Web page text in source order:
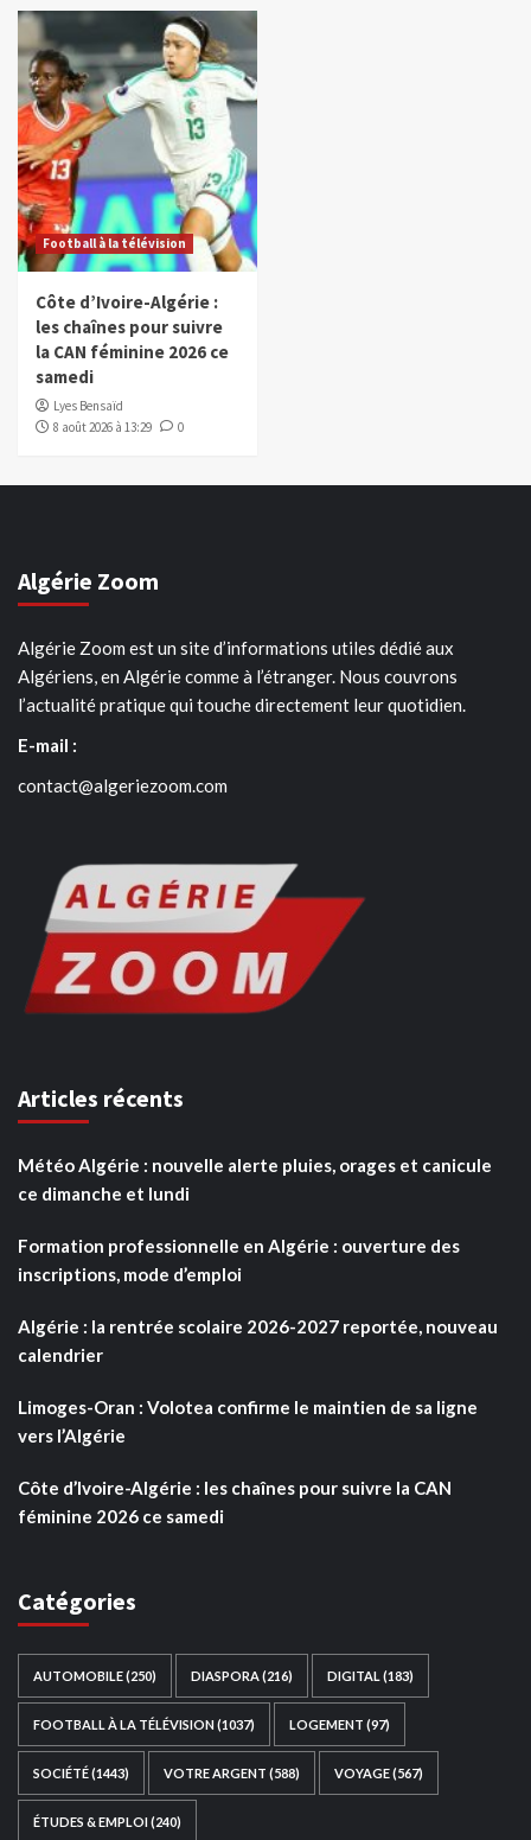
Football à la télévision
Côte d’Ivoire-Algérie :
les chaînes pour suivre
la CAN féminine 2026 ce
samedi
Lyes Bensaïd
8 août 2026 à 13:29
0
Algérie Zoom
Algérie Zoom est un site d’informations utiles dédié aux
Algériens, en Algérie comme à l’étranger. Nous couvrons
l’actualité pratique qui touche directement leur quotidien.
E-mail :
contact@algeriezoom.com
Articles récents
Météo Algérie : nouvelle alerte pluies, orages et canicule
ce dimanche et lundi
Formation professionnelle en Algérie : ouverture des
inscriptions, mode d’emploi
Algérie : la rentrée scolaire 2026-2027 reportée, nouveau
calendrier
Limoges-Oran : Volotea confirme le maintien de sa ligne
vers l’Algérie
Côte d’Ivoire-Algérie : les chaînes pour suivre la CAN
féminine 2026 ce samedi
Catégories
AUTOMOBILE(250) DIASPORA (216) DIGITAL (183)
FOOTBALL À LA TÉLÉVISION(1037) LOGEMENT (97)
SOCIÉTÉ(1443) VOTRE ARGENT (588) VOYAGE(567)
ÉTUDES & EMPLOI(240)